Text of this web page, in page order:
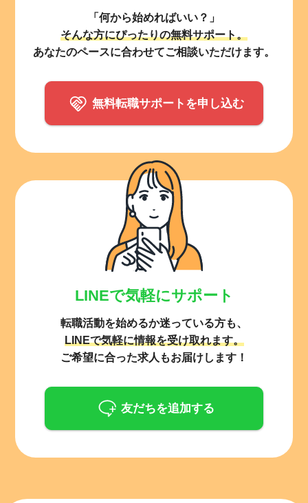
「何から始めればいい？」
そんな方にぴったりの無料サポート。
あなたのペースに合わせてご相談いただけます。
無料転職サポートを申し込む
LINEで気軽にサポート
転職活動を始めるか迷っている方も、
LINEで気軽に情報を受け取れます。
ご希望に合った求人もお届けします！
友だちを追加する